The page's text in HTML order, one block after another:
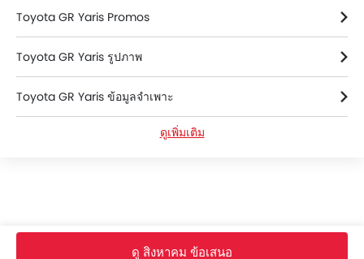
Toyota GR Yaris Promos
Toyota GR Yaris รูปภาพ
Toyota GR Yaris ข้อมูลจำเพาะ
ดูเพิ่มเติม
ดู สิงหาคม ข้อเสนอ